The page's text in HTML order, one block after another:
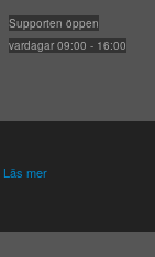
Supporten öppen
vardagar 09:00 - 16:00
Läs mer